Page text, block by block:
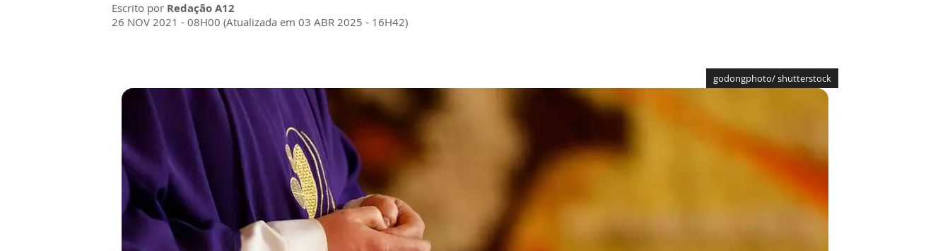
Escrito por Redação A12
26 NOV 2021 - 08H00 (Atualizada em 03 ABR 2025 - 16H42)
godongphoto/ shutterstock